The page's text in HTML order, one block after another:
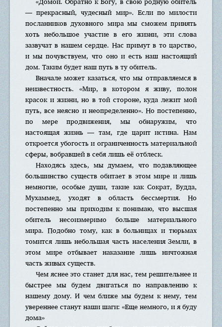
— прекрасный, чудесный мир». Если по милости
посланников духовного мира мы сможем принять
хоть небольшое участие в его жизни, эти слова
зазвучат в нашем сердце. Нас примут в то царство,
и мы почувствуем, что оно и есть наш настоящий
дом. Таким будет наш путь в ту обитель.
Вначале может казаться, что мы отправляемся в
неизвестность. «Мир, в котором я живу, полон
красок и жизни, но в той стороне, куда лежит мой
путь, все неясно и неопределенно». Но постепенно,
по мере продвижения, мы обнаружим, что
настоящая жизнь — там, где царит истина. Нам
откроется убогость и ограниченность материальной
сферы, вобравшей в себя лишь её отблеск.
Находясь здесь, мы думаем, что подавляющее
большинство существ обитает в этом мире и лишь
немногие, особые души, такие как Сократ, Будда,
Мухаммед, уходят в область бессмертия. Но
постепенно мы приходим к понимаю, что высшая
обитель несоизмеримо больше материального
мира. Подобно тому, как в больницах и тюрьмах
томится лишь небольшая часть населения Земли, в
этом мире отбывает наказание лишь ничтожная
часть живых существ.
Чем яснее это станет для нас, тем решительнее и
быстрее мы будем двигаться по направлению к
нашему дому. И чем ближе мы будем к нему, тем
увереннее станут наши шаги: «Еще немного, и я буду
дома»